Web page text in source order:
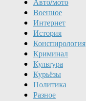
Военное
Интернет
История
Конспирология
Криминал
Культура
Курьёзы
Политика
Разное